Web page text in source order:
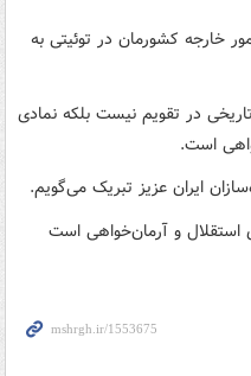
خارجه کشورمان در توئیتی به
تاریخی در تقویم نیست بلکه نمادی
است.
ایران عزیز تبریک می‌گویم.